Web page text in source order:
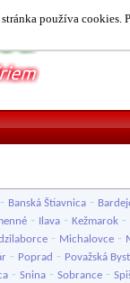
používa cookies.
- Banská Štiavnica -
- Ilava - Kežmarok -
- Michalovce -
- Poprad - Považská
- Snina - Sobrance -